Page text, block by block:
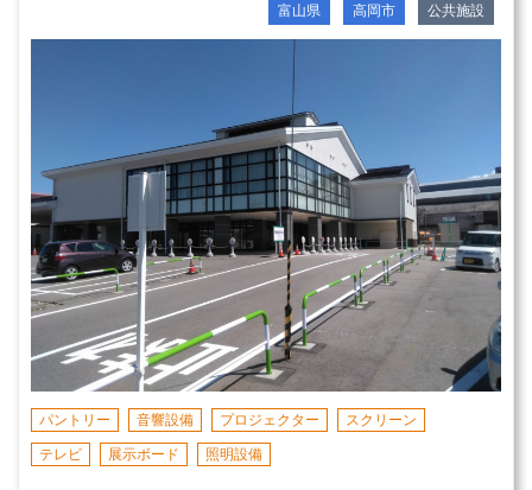
富山県 高岡市 公共施設
パントリー 音響設備 プロジェクター
スクリーン
テレビ
展示ボード 照明設備